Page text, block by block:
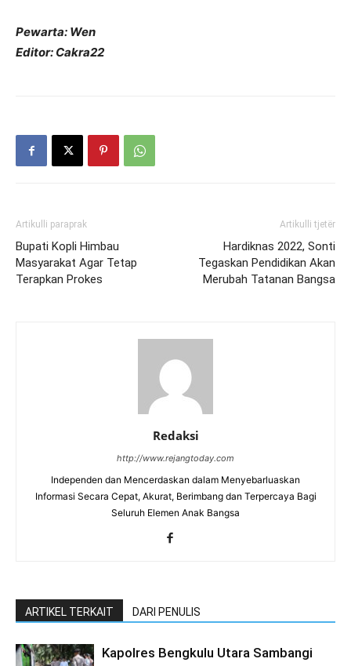
Pewarta: Wen
Editor: Cakra22
Artikulli paraprak
Bupati Kopli Himbau
Masyarakat Agar Tetap
Terapkan Prokes
Artikulli tjetër
Hardiknas 2022, Sonti
Tegaskan Pendidikan Akan
Merubah Tatanan Bangsa
Redaksi
http://www.rejangtoday.com
Independen dan Mencerdaskan dalam Menyebarluaskan
Informasi Secara Cepat, Akurat, Berimbang dan Terpercaya Bagi
Seluruh Elemen Anak Bangsa
ARTIKEL TERKAIT DARI PENULIS
Kapolres Bengkulu Utara Sambangi